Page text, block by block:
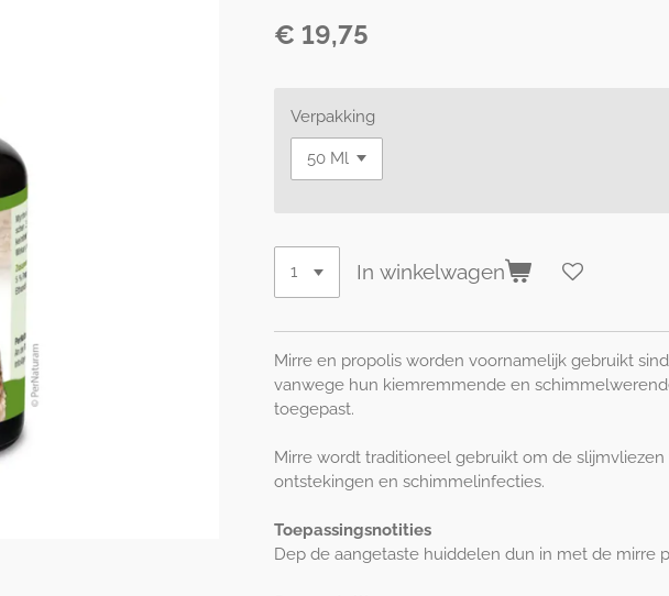
€ 19,75
Verpakking
In winkelwagen
Mirre en propolis worden voornamelijk gebruikt
vanwege hun kiemremmende en
toegepast.
Mirre wordt traditioneel gebruikt om de
ontstekingen en schimmelinfecties.
Toepassingsnotities
Dep de aangetaste huiddelen dun in met de mirre